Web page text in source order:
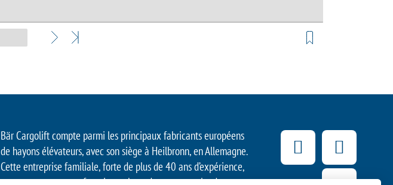
Bär Cargolift compte parmi les principaux fabricants européens
de hayons élévateurs, avec son siège à Heilbronn, en Allemagne.
Cette entreprise familiale, forte de plus de 40 ans d’expérience,